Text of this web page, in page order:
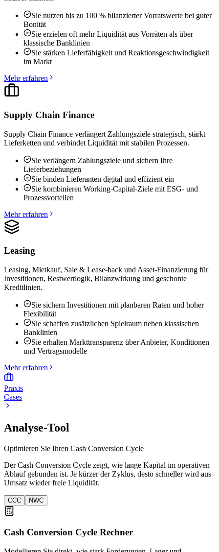
Sie nutzen bis zu 100 % bilanzierter Vorratswerte bei guter
Bonität
Sie erzielen oft mehr Liquidität aus Vorräten als über
klassische Banklinien
Sie stärken Lieferfähigkeit und Reaktionsgeschwindigkeit
im Markt
Mehr erfahren
Supply Chain Finance
Supply Chain Finance verlängert Zahlungsziele strategisch, stärkt
Lieferketten und verbindet Liquidität mit stabilen Prozessen.
Sie verlängern Zahlungsziele und sichern Ihre
Lieferbeziehungen
Sie binden Lieferanten digital und effizient ein
Sie kombinieren Working-Capital-Ziele mit ESG- und
Prozessvorteilen
Mehr erfahren
Leasing
Leasing, Mietkauf, Sale & Lease-back und Asset-Finanzierung für
Investitionen, Restwertlogik, Bilanzwirkung und geschonte
Kreditlinien.
Sie sichern Investitionen mit planbaren Raten und hoher
Flexibilität
Sie schaffen zusätzlichen Spielraum neben klassischen
Banklinien
Sie erhalten Markttransparenz über Anbieter, Konditionen
und Vertragsmodelle
Mehr erfahren
Praxis
Cases
Analyse-Tool
Optimieren Sie Ihren Cash Conversion Cycle
Der Cash Conversion Cycle zeigt, wie lange Kapital im operativen
Ablauf gebunden ist. Je kürzer der Zyklus, desto schneller wird aus
Umsatz wieder freie Liquidität.
CCC NWC
Cash Conversion Cycle Rechner